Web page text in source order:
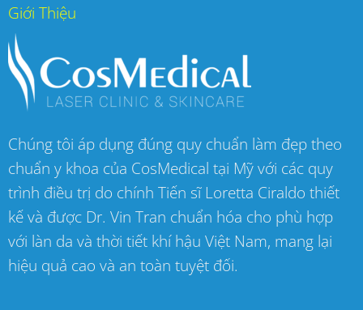
Giới Thiệu
Chúng tôi áp dụng đúng quy chuẩn làm đẹp theo
chuẩn y khoa của CosMedical tại Mỹ với các quy
trình điều trị do chính Tiến sĩ Loretta Ciraldo thiết
kế và được Dr. Vin Tran chuẩn hóa cho phù hợp
với làn da và thời tiết khí hậu Việt Nam, mang lại
hiệu quả cao và an toàn tuyệt đối.